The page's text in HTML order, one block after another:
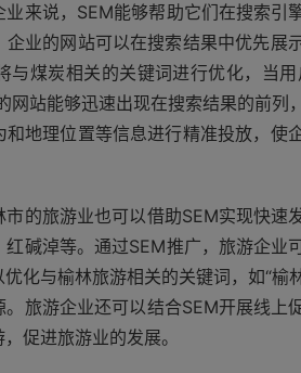
来说，SEM能够帮助它们在搜索引
业的网站可以在搜索结果中优先展
与煤炭相关的关键词进行优化，当
网站能够迅速出现在搜索结果的前
地理位置等信息进行精准投放，使
市的旅游业也可以借助SEM实现快
碱淖等。通过SEM推广，旅游企业
化与榆林旅游相关的关键词，如“榆
旅游企业还可以结合SEM开展线上
促进旅游业的发展。